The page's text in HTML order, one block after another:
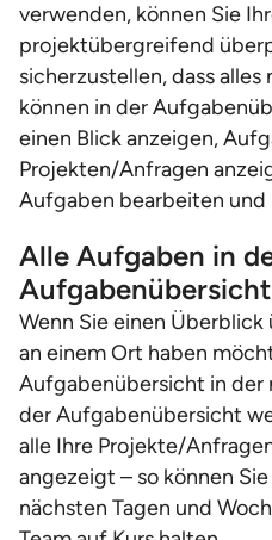
verwenden, können Sie
projektübergreifend
sicherzustellen, dass alles
können in der
einen Blick anzeigen,
Projekten/Anfragen
Aufgaben bearbeiten
Alle Aufgaben in
Wenn Sie einen
an einem Ort haben
Aufgabenübersicht in der
der Aufgabenübersicht
alle Ihre Projekte/
angezeigt – so können
nächsten Tagen und